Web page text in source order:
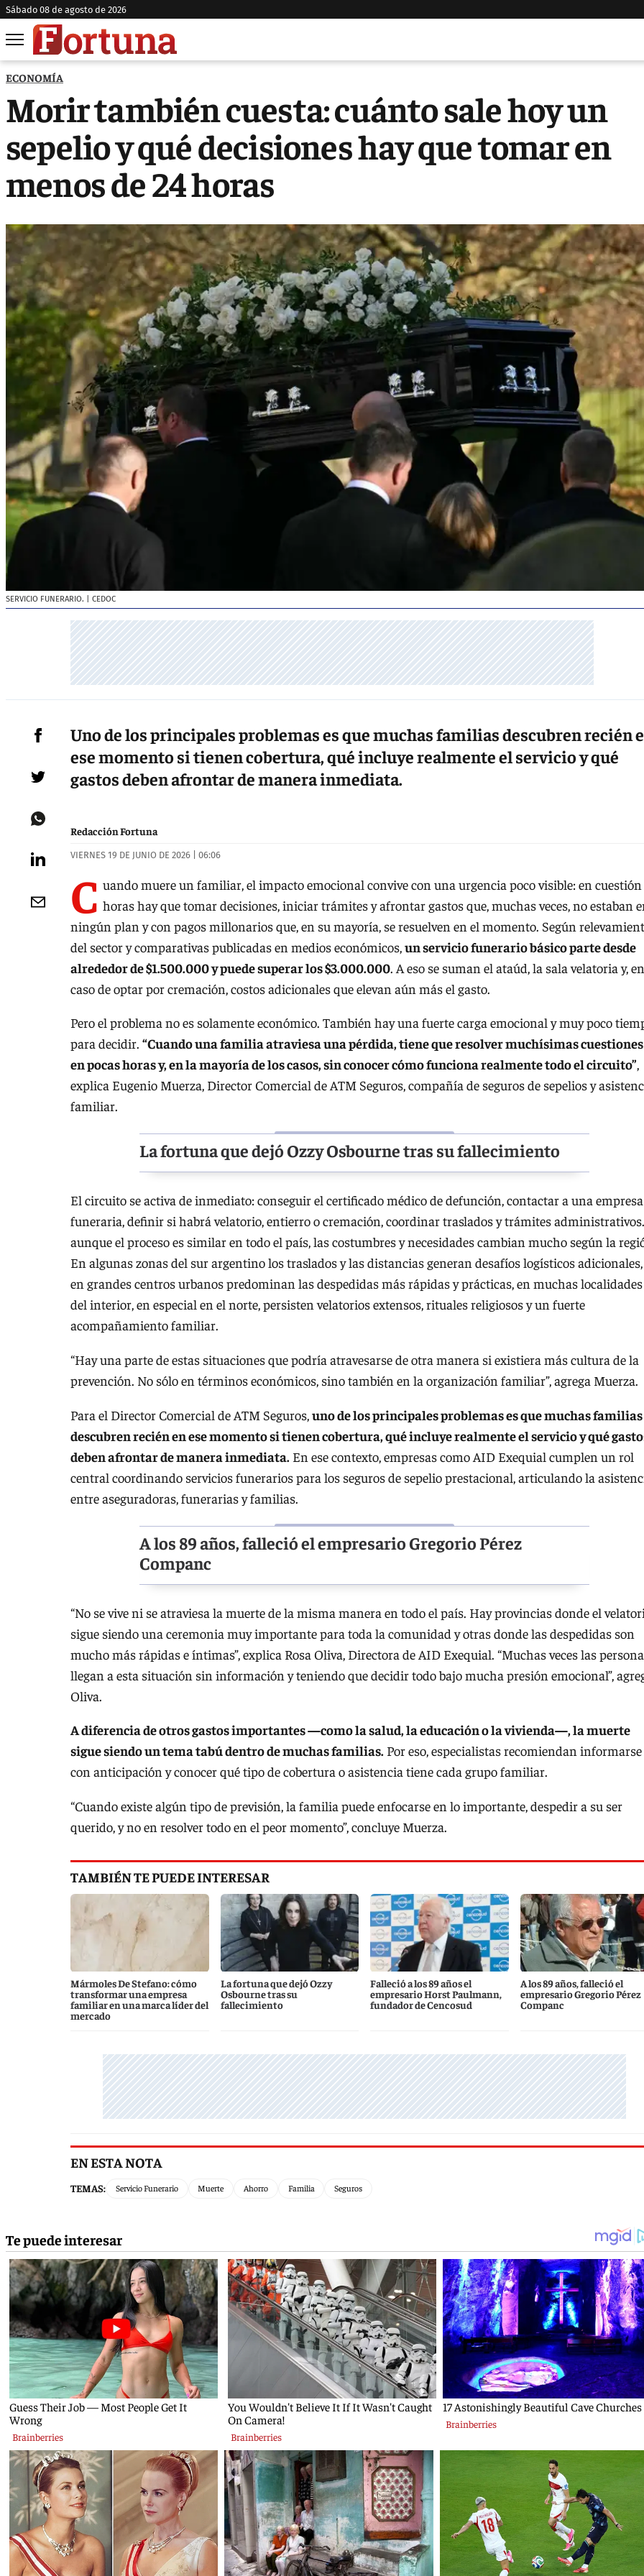
sábado 08 de agosto de 2026
ECONOMÍA
Morir también cuesta: cuánto sale hoy un
sepelio y qué decisiones hay que tomar en
menos de 24 horas
SERVICIO FUNERARIO. | CEDOC
Uno de los principales problemas es que muchas familias descubren recién
ese momento si tienen cobertura, qué incluye realmente el servicio y qué
gastos deben afrontar de manera inmediata.
Redacción Fortuna
VIERNES 19 DE JUNIO DE 2026 | 06:06
C uando muere un familiar, el impacto emocional convive con una urgencia poco visible: en cuestión
horas hay que tomar decisiones, iniciar trámites y afrontar gastos que, muchas veces, no estaban
ningún plan y con pagos millonarios que, en su mayoría, se resuelven en el momento. Según
del sector y comparativas publicadas en medios económicos,un servicio funerario básico parte desde
alrededor de $1.500.000 y puede superar los $3.000.000. A eso se suman el ataúd, la sala velatoria y, en
caso de optar por cremación, costos adicionales que elevan aún más el gasto.
Pero el problema no es solamente económico. También hay una fuerte carga emocional y muy poco
para decidir. “Cuando una familia atraviesa una pérdida, tiene que resolver muchísimas cuestiones
en pocas horas y, en la mayoría de los casos, sin conocer cómo funciona realmente todo el circuito”,
explica Eugenio Muerza, Director Comercial de ATM Seguros, compañía de seguros de sepelios y
familiar.
La fortuna que dejó Ozzy Osbourne tras su fallecimiento
El circuito se activa de inmediato: conseguir el certificado médico de defunción, contactar a una empresa
funeraria, definir si habrá velatorio, entierro o cremación, coordinar traslados y trámites
aunque el proceso es similar en todo el país, las costumbres y necesidades cambian mucho según la
En algunas zonas del sur argentino los traslados y las distancias generan desafíos logísticos adicionales,
en grandes centros urbanos predominan las despedidas más rápidas y prácticas, en muchas localidades
del interior, en especial en el norte, persisten velatorios extensos, rituales religiosos y un fuerte
acompañamiento familiar.
“Hay una parte de estas situaciones que podría atravesarse de otra manera si existiera más cultura de la
prevención. No sólo en términos económicos, sino también en la organización familiar”, agrega Muerza.
Para el Director Comercial de ATM Seguros, uno de los principales problemas es que muchas familias
descubren recién en ese momento si tienen cobertura, qué incluye realmente el servicio y qué
deben afrontar de manera inmediata. En ese contexto, empresas como AID Exequial cumplen un rol
central coordinando servicios funerarios para los seguros de sepelio prestacional, articulando la
entre aseguradoras, funerarias y familias.
A los 89 años, falleció el empresario Gregorio Pérez
Companc
“No se vive ni se atraviesa la muerte de la misma manera en todo el país. Hay provincias donde el
sigue siendo una ceremonia muy importante para toda la comunidad y otras donde las despedidas son
mucho más rápidas e íntimas”, explica Rosa Oliva, Directora de AID Exequial. “Muchas veces las
llegan a esta situación sin información y teniendo que decidir todo bajo mucha presión emocional”,
Oliva.
A diferencia de otros gastos importantes —como la salud, la educación o la vivienda—, la muerte
sigue siendo un tema tabú dentro de muchas familias. Por eso, especialistas recomiendan informarse
con anticipación y conocer qué tipo de cobertura o asistencia tiene cada grupo familiar.
“Cuando existe algún tipo de previsión, la familia puede enfocarse en lo importante, despedir a su ser
querido, y no en resolver todo en el peor momento”, concluye Muerza.
TAMBIÉN TE PUEDE INTERESAR
Mármoles De Stefano: cómo
transformar una empresa
familiar en una marca líder del
mercado
La fortuna que dejó Ozzy
Osbourne tras su
fallecimiento
Falleció a los 89 años el
empresario Horst Paulmann,
fundador de Cencosud
A los 89 años, falleció el
empresario Gregorio Pérez
Companc
EN ESTA NOTA
TEMAS: Servicio Funerario Muerte Ahorro Familia Seguros